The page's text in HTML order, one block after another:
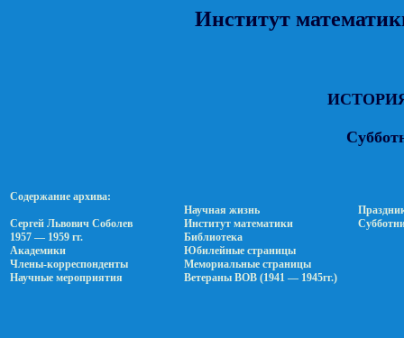
Институт
Содержание архива:
Сергей Львович Соболев
1957 — 1959 гг.
Академики
Члены-корреспонденты
Научные мероприятия
Научная жизнь
Институт математики
Библиотека
Юбилейные страницы
Мемориальные страницы
Ветераны ВОВ (1941 — 1945гг.)